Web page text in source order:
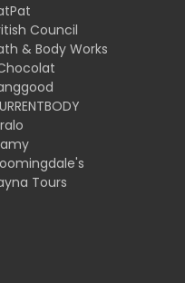
Council
& Body Works
Tours